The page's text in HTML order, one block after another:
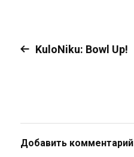
KuloNiku: Bowl Up!
Добавить комментарий